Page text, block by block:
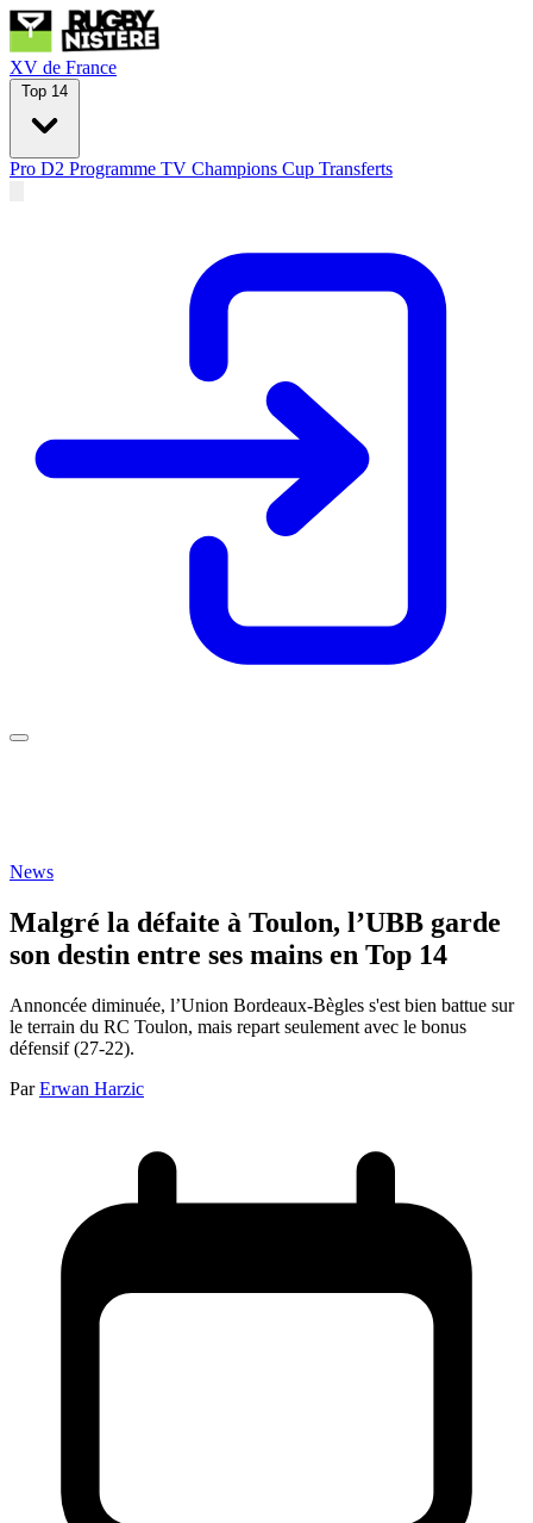
XV de France
Top 14
Pro D2 Programme TV Champions Cup Transferts
News
Malgré la défaite à Toulon, l’UBB garde
son destin entre ses mains en Top 14
Annoncée diminuée, l’Union Bordeaux-Bègles s'est bien battue sur
le terrain du RC Toulon, mais repart seulement avec le bonus
défensif (27-22).
Par Erwan Harzic